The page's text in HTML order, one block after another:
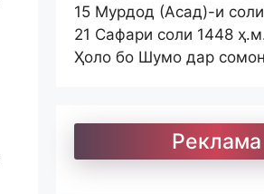
15 Мурдод (Асад)-и
21 Сафари соли 1448
Ҳоло бо Шумо дар
Реклама